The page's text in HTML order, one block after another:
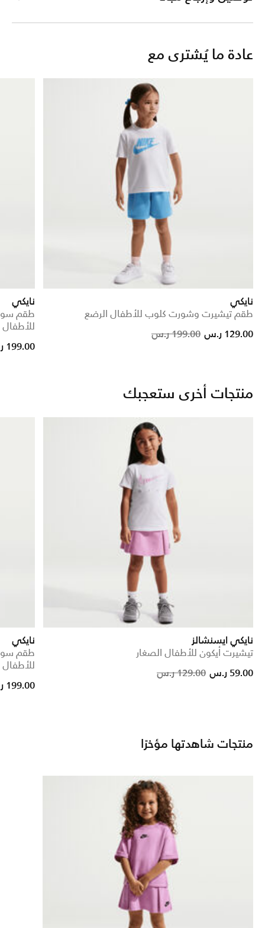
عادة ما يُشترى مع
نايكي
طقم تيشيرت وشورت كلوب للأطفال الرضع
Price reduced from
199.00 ر.س
to 129.00 ر.س
نايكي
طقم
199.00 ر.س
منتجات أخرى ستعجبك
نايكي ايسنشالز
تيشيرت أيكون للأطفال الصغار
Price 129.00 ر.س to
59.00 ر.س
نايكي
طقم
199.00 ر.س
منتجات شاهدتها مؤخرًا